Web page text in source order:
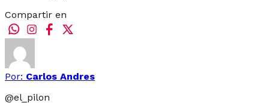
Compartir en
Por: Carlos Andres
@el_pilon